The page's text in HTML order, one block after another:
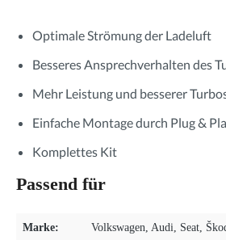
Optimale Strömung der Ladeluft
Besseres Ansprechverhalten des
Mehr Leistung und besserer
Einfache Montage durch Plug &
Komplettes Kit
Passend für
Marke: Volkswagen , Audi , Seat,